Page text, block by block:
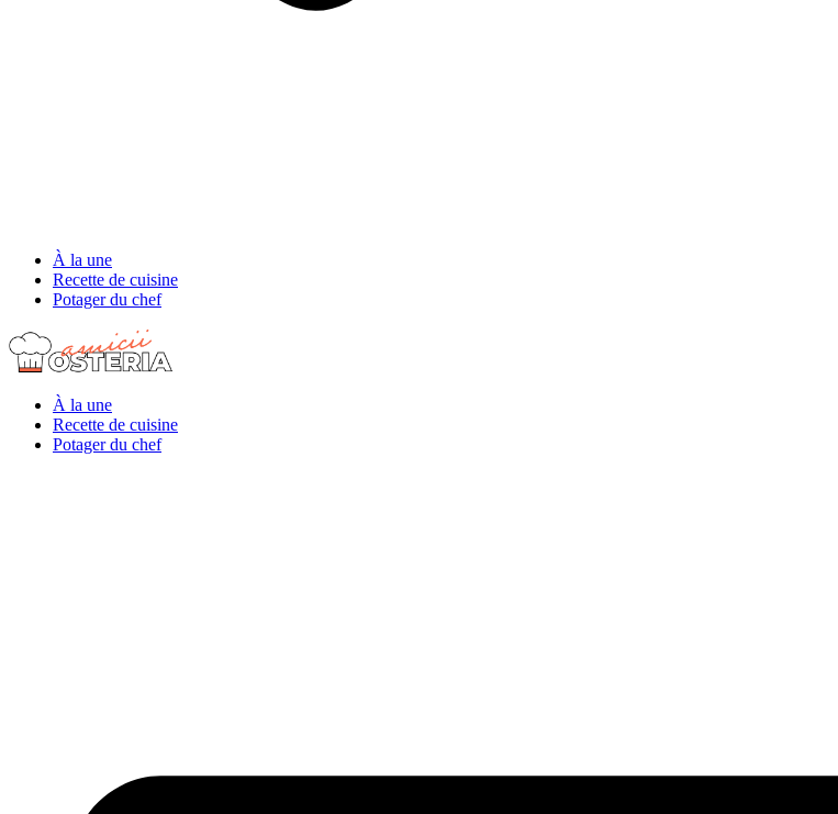
À la une
Recette de cuisine
Potager du chef
À la une
Recette de cuisine
Potager du chef